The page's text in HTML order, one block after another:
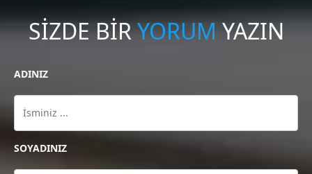
SİZDE BİRYORUMYAZIN
ADINIZ
SOYADINIZ